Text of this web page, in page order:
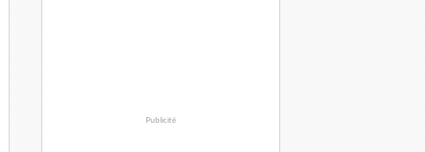
Publicité